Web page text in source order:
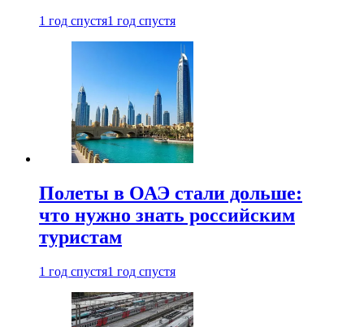
1 год спустя1 год спустя
Полеты в ОАЭ стали дольше:
что нужно знать российским
туристам
1 год спустя1 год спустя